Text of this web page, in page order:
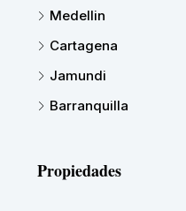
Medellin
Cartagena
Jamundi
Barranquilla
Propiedades